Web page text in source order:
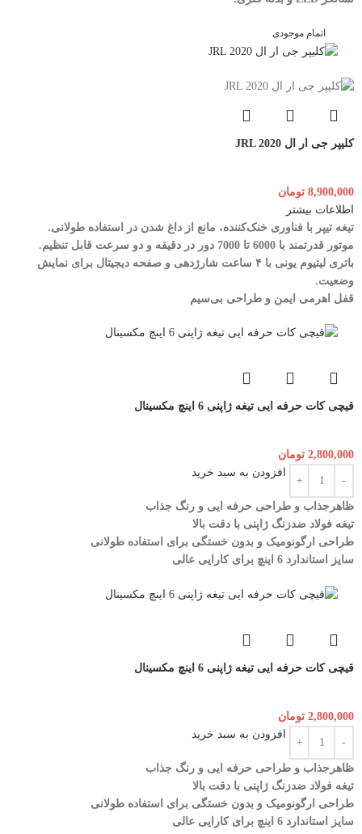
اتمام موجودی
کلیپر جی ار ال JRL 2020
8,900,000 تومان
اطلاعات بیشتر
تیغه تیپر با فناوری خنک‌کننده، مانع از داغ شدن در استفاده طولانی.
موتور قدرتمند با 6000 تا 7000 دور در دقیقه و دو سرعت قابل تنظیم.
باتری لیتیوم یونی با ۴ ساعت شارژدهی و صفحه دیجیتال برای نمایش
وضعیت.
قفل اهرمی ایمن و طراحی بی‌سیم
قیچی کات حرفه ایی تیغه ژاپنی 6 اینچ مکسینال
2,800,000 تومان
افزودن به سبد خرید
ظاهرجذاب و طراحی حرفه ایی و رنگ جذاب
تیغه فولاد ضدزنگ ژاپنی با دقت بالا
طراحی ارگونومیک و بدون خستگی برای استفاده طولانی
سایز استاندارد 6 اینچ برای کارایی عالی
قیچی کات حرفه ایی تیغه ژاپنی 6 اینچ مکسینال
2,800,000 تومان
افزودن به سبد خرید
ظاهرجذاب و طراحی حرفه ایی و رنگ جذاب
تیغه فولاد ضدزنگ ژاپنی با دقت بالا
طراحی ارگونومیک و بدون خستگی برای استفاده طولانی
سایز استاندارد 6 اینچ برای کارایی عالی